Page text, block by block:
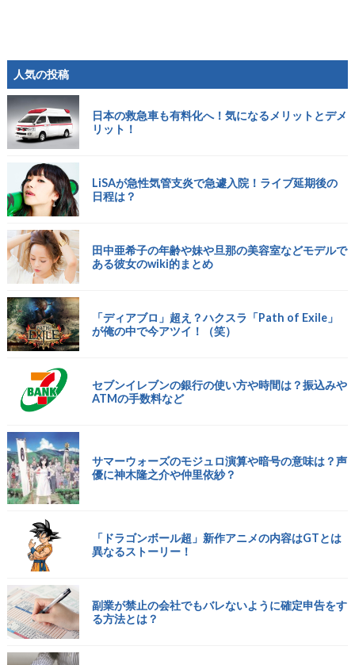
人気の投稿
日本の救急車も有料化へ！気になるメリットとデメ
リット！
LiSAが急性気管支炎で急遽入院！ライブ延期後の
日程は？
田中亜希子の年齢や妹や旦那の美容室などモデルで
ある彼女のwiki的まとめ
「ディアブロ」超え？ハクスラ「Path of Exile」
が俺の中で今アツイ！（笑）
セブンイレブンの銀行の使い方や時間は？振込みや
ATMの手数料など
サマーウォーズのモジュロ演算や暗号の意味は？声
優に神木隆之介や仲里依紗？
「ドラゴンボール超」新作アニメの内容はGTとは
異なるストーリー！
副業が禁止の会社でもバレないように確定申告をす
る方法とは？